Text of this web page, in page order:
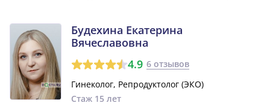
Будехина Екатерина
Вячеславовна
4.9 6 отзывов
Гинеколог, Репродуктолог (ЭКО)
Стаж 15 лет